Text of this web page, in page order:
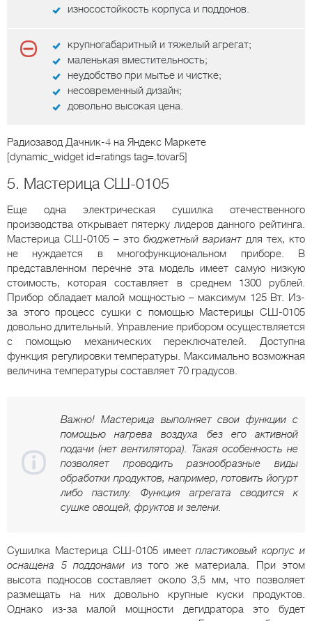
износостойкость корпуса и поддонов.
крупногабаритный и тяжелый агрегат;
маленькая вместительность;
неудобство при мытье и чистке;
несовременный дизайн;
довольно высокая цена.
Радиозавод Дачник-4 на Яндекс Маркете
[dynamic_widget id=ratings tag=.tovar5]
5. Мастерица СШ-0105
Еще одна электрическая сушилка отечественного
производства открывает пятерку лидеров данного рейтинга.
Мастерица СШ-0105 – это бюджетный вариантдля тех, кто
не нуждается в многофункциональном приборе. В
представленном перечне эта модель имеет самую низкую
стоимость, которая составляет в среднем 1300 рублей.
Прибор обладает малой мощностью – максимум 125 Вт. Из-
за этого процесс сушки с помощью Мастерицы СШ-0105
довольно длительный. Управление прибором осуществляется
с помощью механических переключателей. Доступна
функция регулировки температуры. Максимально возможная
величина температуры составляет 70 градусов.
Важно! Мастерица выполняет свои функции с
помощью нагрева воздуха без его активной
подачи (нет вентилятора). Такая особенность не
позволяет проводить разнообразные виды
обработки продуктов, например, готовить йогурт
либо пастилу. Функция агрегата сводится к
сушке овощей, фруктов и зелени.
Сушилка Мастерица СШ-0105 имеетпластиковый корпус и
оснащена 5 поддонами из того же материала. При этом
высота подносов составляет около 3,5 мм, что позволяет
размещать на них довольно крупные куски продуктов.
Однако из-за малой мощности дегидратора это будет